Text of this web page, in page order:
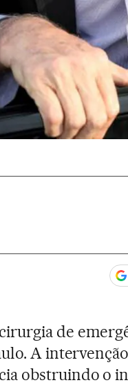
de
A
obstruindo o